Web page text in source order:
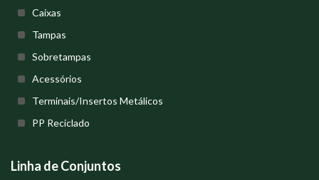
Caixas
Tampas
Sobretampas
Acessórios
Terminais/Insertos Metálicos
PP Reciclado
Linha de Conjuntos